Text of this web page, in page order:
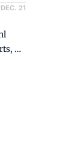
21
de